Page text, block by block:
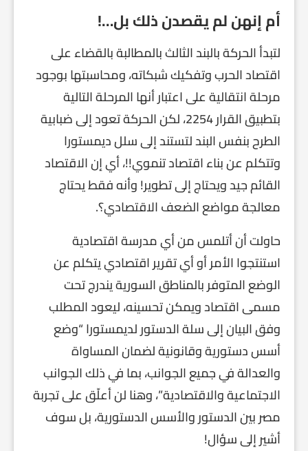
أم إنهن لم يقصدن ذلك بل…!
لتبدأ الحركة بالبند الثالث بالمطالبة بالقضاء على
اقتصاد الحرب وتفكيك شبكاته، ومحاسبتها بوجود
مرحلة انتقالية على اعتبار أنها المرحلة التالية
بتطبيق القرار 2254، لكن الحركة تعود إلى ضبابية
الطرح بنفس البند لتستند إلى سلل ديمستورا
وتتكلم عن بناء اقتصاد تنموي!!، أي إن الاقتصاد
القائم جيد ويحتاج إلى تطوير! وأنه فقط يحتاج
معالجة مواضع الضعف الاقتصادي؟.
حاولت أن أتلمس من أي مدرسة اقتصادية
استنتجوا الأمر أو أي تقرير اقتصادي يتكلم عن
الوضع المتوفر بالمناطق السورية يندرج تحت
مسمى اقتصاد ويمكن تحسينه، ليعود المطلب
وفق البيان إلى سلة الدستور لديمستورا “وضع
أسس دستورية وقانونية لضمان المساواة
والعدالة في جميع الجوانب، بما في ذلك الجوانب
الاجتماعية والاقتصادية”، وهنا لن أعلّق على تجربة
مصر بين الدستور والأسس الدستورية، بل سوف
أشير إلى سؤال!